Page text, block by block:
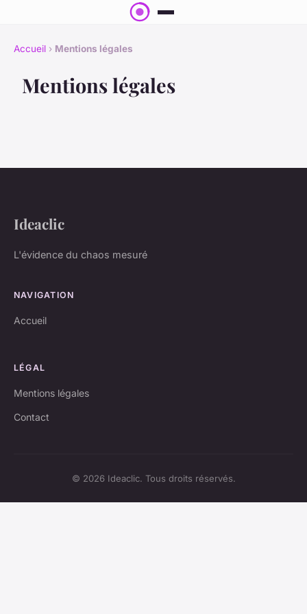
Accueil › Mentions légales
Mentions légales
Ideaclic
L'évidence du chaos mesuré
NAVIGATION
Accueil
LÉGAL
Mentions légales
Contact
© 2026 Ideaclic. Tous droits réservés.